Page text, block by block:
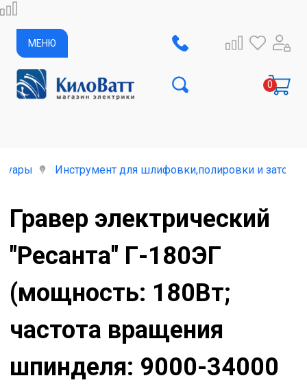
МЕНЮ
Инструмент для шлифовки,полировки и заточки
Гравер электрический
"Ресанта" Г-180ЭГ
(мощность: 180Вт;
частота вращения
шпинделя: 9000-34000